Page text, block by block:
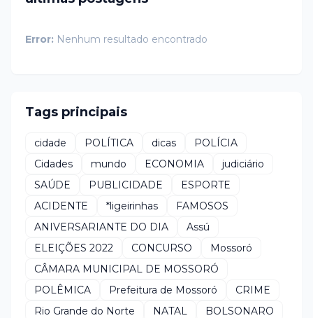
Error: Nenhum resultado encontrado
Tags principais
cidade POLÍTICA dicas
POLÍCIA
Cidades
mundo ECONOMIA
judiciário
SAÚDE
PUBLICIDADE
ESPORTE
ACIDENTE
*ligeirinhas
FAMOSOS
ANIVERSARIANTE DO DIA
Assú
ELEIÇÕES 2022
CONCURSO
Mossoró
CÂMARA MUNICIPAL DE MOSSORÓ
POLÊMICA
Prefeitura de Mossoró
CRIME
Rio Grande do Norte
NATAL
BOLSONARO